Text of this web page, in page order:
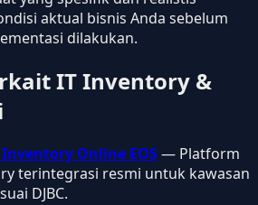
aktual bisnis Anda sebelum
dilakukan.
IT Inventory &
Online EOS— Platform
terintegrasi resmi untuk kawasan
DJBC.